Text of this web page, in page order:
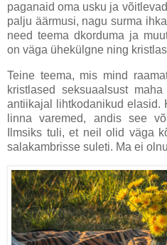
paganaid oma usku ja
palju äärmusi, nagu surma
need teema dkorduma ja
on väga ühekülgne ning
Teine teema, mis mind
kristlased seksuaalsust
antiikajal lihtkodanikud elasid.
linna varemed, andis see
Ilmsiks tuli, et neil olid väga
salakambrisse suleti. Ma ei